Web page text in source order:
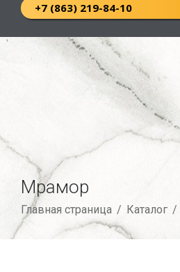
+7 (863) 219-84-10
Мрамор
Главная страница / Каталог /